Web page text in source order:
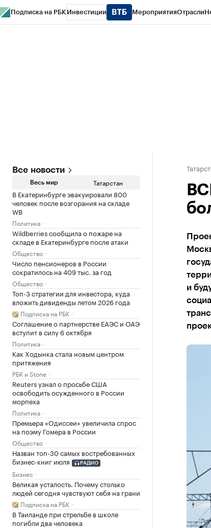
Подписка на РБК Инвестиции МероприятияОтрасли
Все новости
Весь мир Татарстан
В Екатеринбурге эвакуировали 800
человек после возгорания на складе
WB
Политика
Wildberries сообщила о пожаре на
складе в Екатеринбурге после атаки
Общество
Число пенсионеров в России
сократилось на 409 тыс. за год
Общество
Топ-3 стратегии для инвестора, куда
вложить дивиденды летом 2026 года
Подписка на РБК
Соглашение о партнерстве ЕАЭС и ОАЭ
вступит в силу 6 октября
Политика
Как Ходынка стала новым центром
притяжения
РБК и Stone
Reuters узнал о просьбе США
освободить осужденного в России
морпеха
Политика
Премьера «Одиссеи» увеличила спрос
на поэму Гомера в России
Общество
Назван топ-30 самых востребованных
бизнес-книг июля
РАДИО
Бизнес
Великая усталость. Почему столько
людей сегодня чувствуют себя на грани
Подписка на РБК
В Таиланде при стрельбе в школе
погибли два человека
и